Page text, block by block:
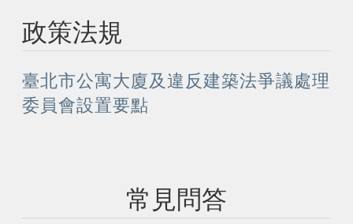
政策法規
臺北市公寓⼤廈及違反建築法爭議處理
委員會設置要點
常見問答